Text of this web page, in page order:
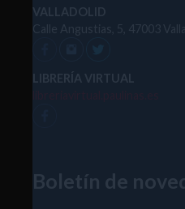
VALLADOLID
Calle Angustias, 5, 47003
LIBRERÍA VIRTUAL
Boletín de